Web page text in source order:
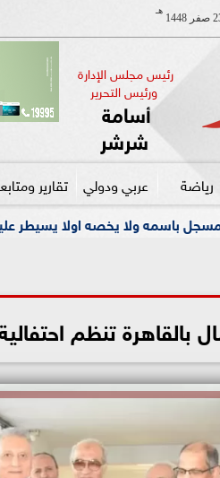
1448
هـ
رئيس مجلس الإدارة
ورئيس التحرير
أسامة
شرشر
رياضة عربي ودولي تقارير
ليلة اولا يسيطر عليه
بالقاهرة تنظم